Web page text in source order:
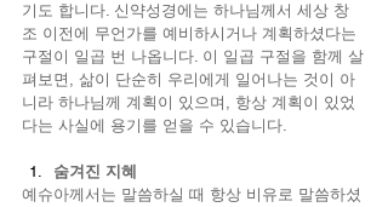
기도 합니다. 신약성경에는 하나님께서 세상 창
조 이전에 무언가를 예비하시거나 계획하셨다는
구절이 일곱 번 나옵니다. 이 일곱 구절을 함께 살
펴보면, 삶이 단순히 우리에게 일어나는 것이 아
니라 하나님께 계획이 있으며, 항상 계획이 있었
다는 사실에 용기를 얻을 수 있습니다.
숨겨진 지혜
예슈아께서는 말씀하실 때 항상 비유로 말씀하셨